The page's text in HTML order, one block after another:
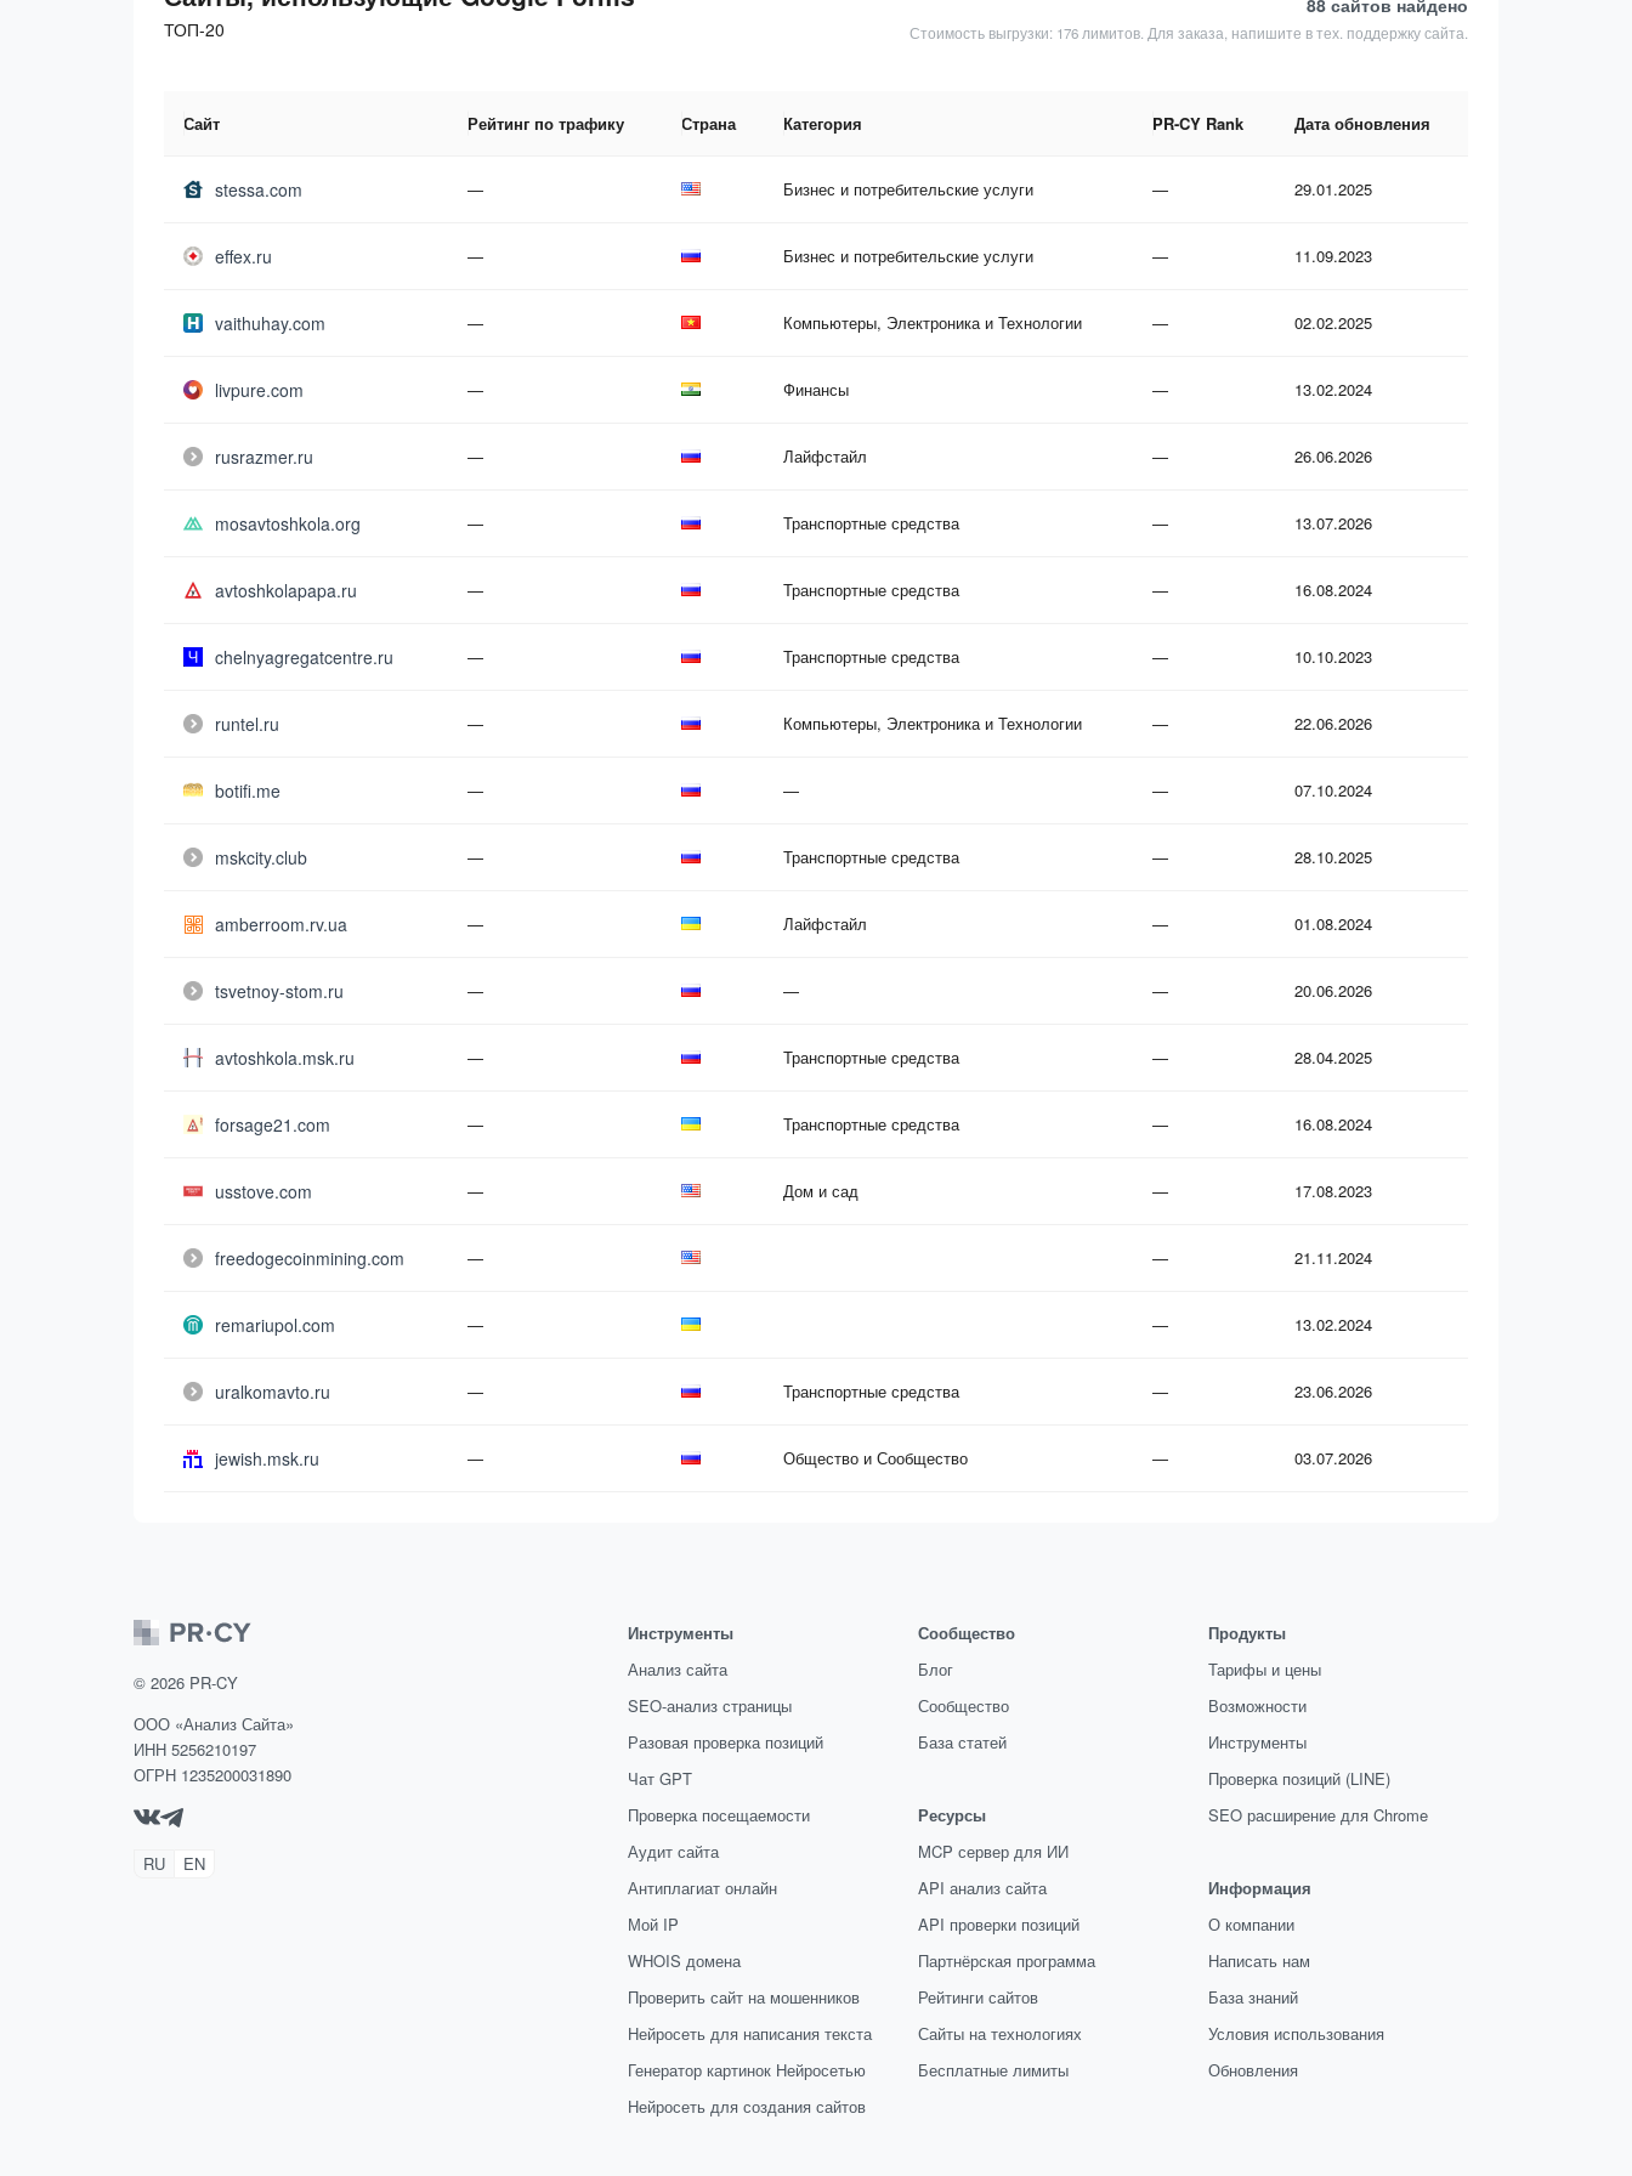
ТОП-20
88 сайтов найдено
Стоимость выгрузки: 176 лимитов. Для заказа, напишите в тех. поддержку сайта.
Сайт Рейтинг по трафику Страна Категория PR-CY Rank Дата обновления
stessa.com — Бизнес и потребительские услуги — 29.01.2025
effex.ru — Бизнес и потребительские услуги — 11.09.2023
vaithuhay.com — Компьютеры, Электроника и Технологии — 02.02.2025
livpure.com — Финансы — 13.02.2024
rusrazmer.ru — Лайфстайл — 26.06.2026
mosavtoshkola.org — Транспортные средства — 13.07.2026
avtoshkolapapa.ru — Транспортные средства — 16.08.2024
chelnyagregatcentre.ru — Транспортные средства — 10.10.2023
runtel.ru — Компьютеры, Электроника и Технологии — 22.06.2026
botifi.me — — — 07.10.2024
mskcity.club — Транспортные средства — 28.10.2025
amberroom.rv.ua — Лайфстайл — 01.08.2024
tsvetnoy-stom.ru — — — 20.06.2026
avtoshkola.msk.ru — Транспортные средства — 28.04.2025
forsage21.com — Транспортные средства — 16.08.2024
usstove.com — Дом и сад — 17.08.2023
freedogecoinmining.com — — 21.11.2024
remariupol.com — — 13.02.2024
uralkomavto.ru — Транспортные средства — 23.06.2026
jewish.msk.ru — Общество и Сообщество — 03.07.2026
© 2026 PR-CY
ООО «Анализ Сайта»
ИНН 5256210197
ОГРН 1235200031890
RU EN
Инструменты
Анализ сайта
SEO-анализ страницы
Разовая проверка позиций
Чат GPT
Проверка посещаемости
Аудит сайта
Антиплагиат онлайн
Мой IP
WHOIS домена
Проверить сайт на мошенников
Нейросеть для написания текста
Генератор картинок Нейросетью
Нейросеть для создания сайтов
Сообщество
Блог
Сообщество
База статей
Ресурсы
MCP сервер для ИИ
API анализ сайта
API проверки позиций
Партнёрская программа
Рейтинги сайтов
Сайты на технологиях
Бесплатные лимиты
Продукты
Тарифы и цены
Возможности
Инструменты
Проверка позиций (LINE)
SEO расширение для Chrome
Информация
О компании
Написать нам
База знаний
Условия использования
Обновления